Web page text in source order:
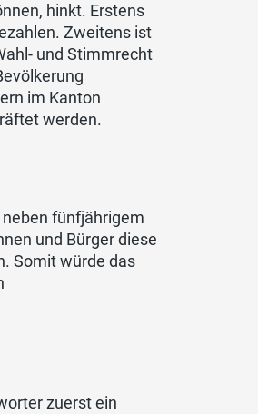
hinkt. Erstens
Zweitens ist
und Stimmrecht
im Kanton
werden.
fünfjährigem
und Bürger diese
Somit würde das
zuerst ein